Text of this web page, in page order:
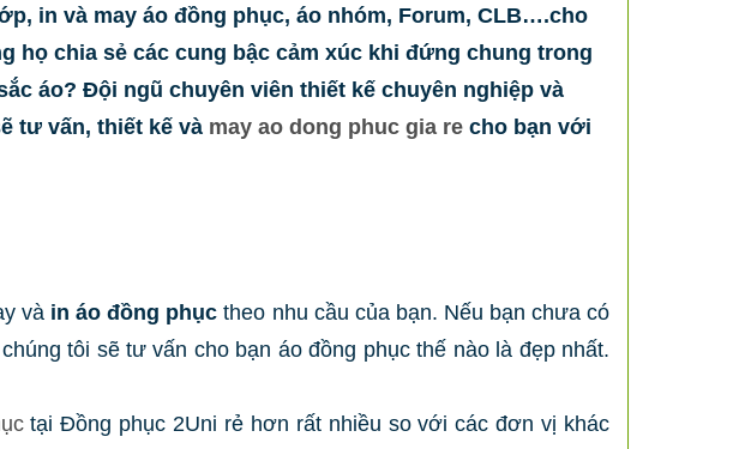
in và may áo đồng phục, áo nhóm, Forum, CLB….cho
họ chia sẻ các cung bậc cảm xúc khi đứng chung trong
áo? Đội ngũ chuyên viên thiết kế chuyên nghiệp và
tư vấn, thiết kế và mayao dong phuc gia recho bạn với
và in áo đồng phục theo nhu cầu của bạn. Nếu bạn chưa có
tôi sẽ tư vấn cho bạn áo đồng phục thế nào là đẹp nhất.
tại Đồng phục 2Uni rẻ hơn rất nhiều so với các đơn vị khác